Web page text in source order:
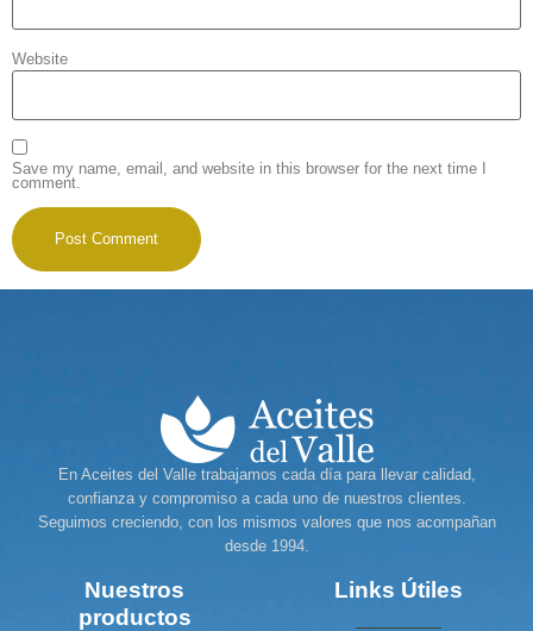
Website
Save my name, email, and website in this browser for the next time I
comment.
En Aceites del Valle trabajamos cada día para llevar calidad,
confianza y compromiso a cada uno de nuestros clientes.
Seguimos creciendo, con los mismos valores que nos acompañan
desde 1994.
Nuestros
productos
Links Útiles